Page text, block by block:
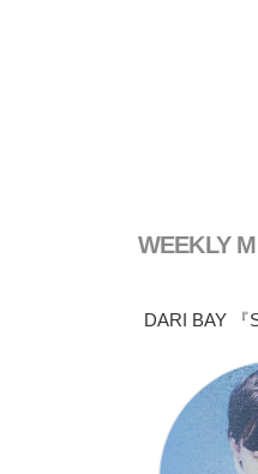
WEEKLY
DARI BAY 『